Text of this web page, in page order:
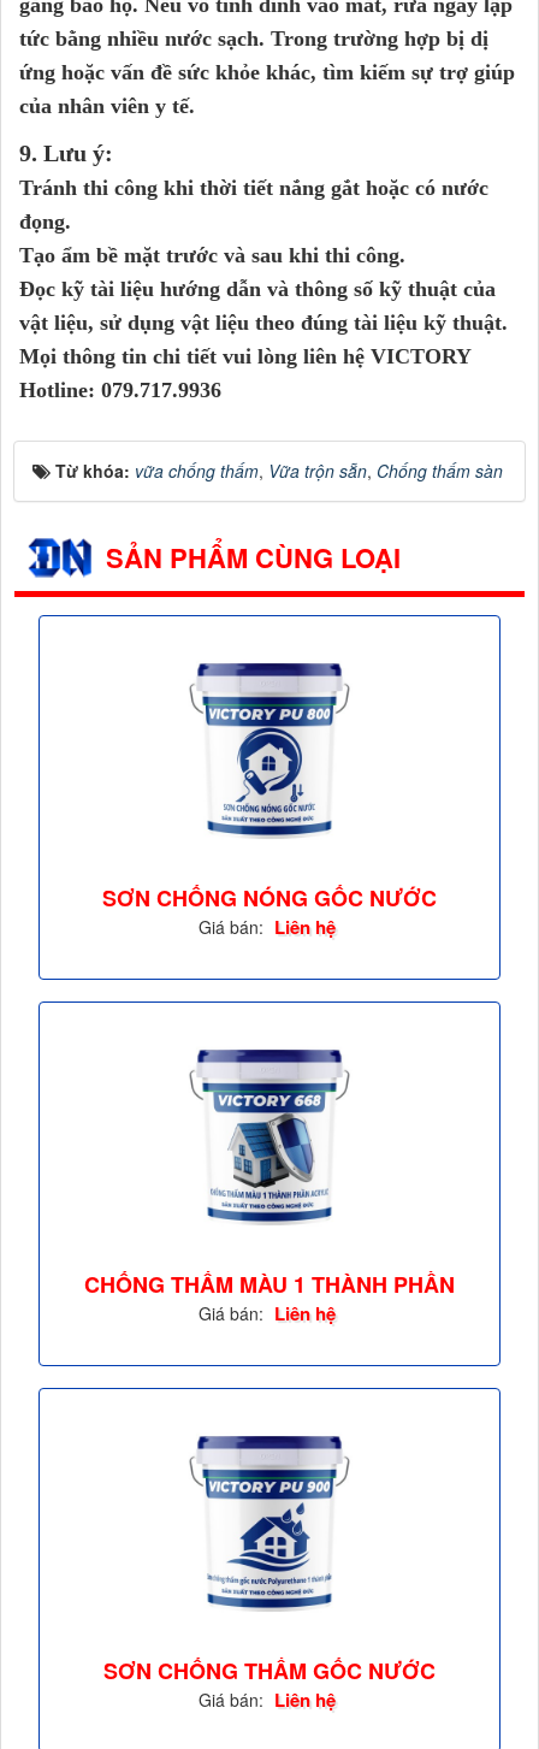
găng bảo hộ. Nếu vô tình dính vào mắt, rửa ngay lập
tức bằng nhiều nước sạch. Trong trường hợp bị dị
ứng hoặc vấn đề sức khỏe khác, tìm kiếm sự trợ giúp
của nhân viên y tế.
9. Lưu ý:
Tránh thi công khi thời tiết nắng gắt hoặc có nước
đọng.
Tạo ẩm bề mặt trước và sau khi thi công.
Đọc kỹ tài liệu hướng dẫn và thông số kỹ thuật của
vật liệu, sử dụng vật liệu theo đúng tài liệu kỹ thuật.
Mọi thông tin chi tiết vui lòng liên hệ VICTORY
Hotline: 079.717.9936
Từ khóa: vữa chống thấm, Vữa trộn sẵn, Chống thấm sàn
SẢN PHẨM CÙNG LOẠI
SƠN CHỐNG NÓNG GỐC NƯỚC
VICTORY PU 800 -...
Giá bán: Liên hệ
CHỐNG THẤM MÀU 1 THÀNH PHẦN
ACRYLIC...
Giá bán: Liên hệ
SƠN CHỐNG THẤM GỐC NƯỚC
POLYURETHANE 1...
Giá bán: Liên hệ